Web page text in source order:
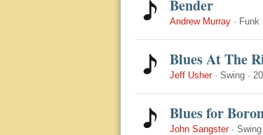
Bender
Andrew Murray · Funk
Blues At The
Jeff Usher· Swing ·
Blues for
John Sangster· Swing